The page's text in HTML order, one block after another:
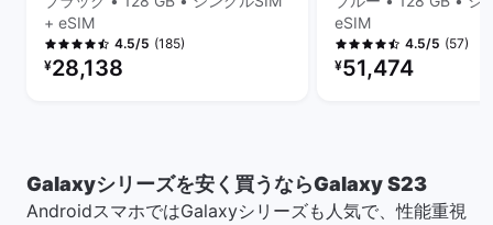
+ eSIM
4.5/5 (185)
リファービッシュ品の価格：
¥28,138
eSIM
4.5/5 (57)
リファービッシュ品の
¥51,474
Galaxyシリーズを安く買うならGalaxy S23
AndroidスマホではGalaxyシリーズも人気で、性能重視